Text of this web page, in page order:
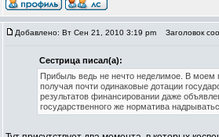
Добавлено: Вт Сен 21, 2010 3:19 pm Заголовок
Сестрица писал(а):
Прибыль ведь не нечто неделимое. В моем
получая почти одинаковые дотации
результатов финансировании даже
государственного же норматива